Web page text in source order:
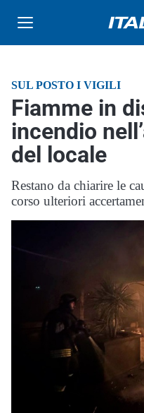
SUL POSTO I VIGILI
Fiamme in
incendio
del locale
Restano da chiarire le
corso ulteriori